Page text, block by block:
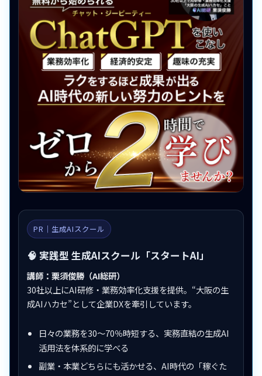
PR｜生成AIスクール
🧠 実践型 生成AIスクール「スタートAI」
講師：栗須俊勝（AI総研）
30社以上にAI研修・業務効率化支援を提供。“大阪の生
成AIハカセ”として企業DXを牽引しています。
日々の業務を30〜70％時短する、実務直結の生成AI
活用法を体系的に学べる
副業・本業どちらにも活かせる、AI時代の「稼ぐた